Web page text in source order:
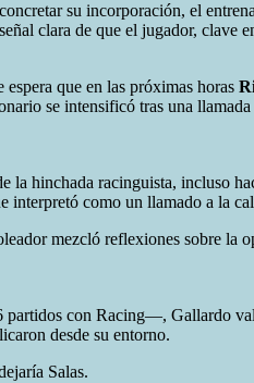
su incorporación, el
clara de que el jugador, clave
que en las próximas horas
se intensificó tras una llamada
la hinchada racinguista, incluso
interpretó como un llamado a la
mezcló reflexiones sobre la
partidos con Racing—, Gallardo
desde su entorno.
Salas.